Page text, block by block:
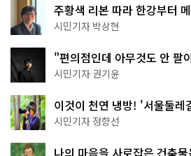
주황색 리본 따라 한강부터
서울둘레길 15코스
시민기자 박상현
"편의점인데 아무것도 안 팔
한 편의점의 정체
시민기자 권기윤
이것이 천연 냉방! '서울둘레
나볼까
시민기자 정향선
나의 마음을 사로잡은 건축